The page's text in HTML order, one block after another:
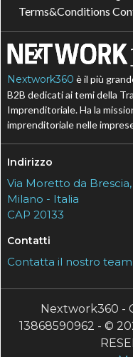
Terms&Conditions
Nextwork360 è il più
B2B dedicati ai temi della
Imprenditoriale. Ha la
imprenditoriale nelle
Indirizzo
Via Moretto da Brescia,
Milano - Italia
CAP 20133
Contatti
Contatta il nostro
Nextwork360 -
13868590962 - ©